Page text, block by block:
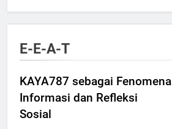
E-E-A-T
KAYA787 sebagai Fenomena
Informasi dan Refleksi
Sosial